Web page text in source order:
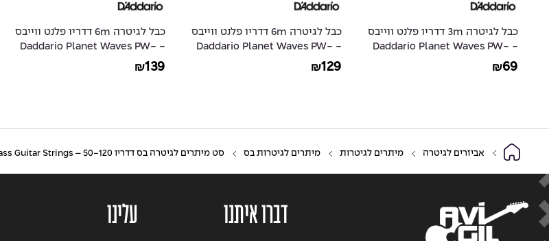
כבל לגיטרה 3m דדריו פלנט ווייבס
- Daddario Planet Waves PW-
CGTRA-10
₪69
כבל לגיטרה 6m דדריו פלנט ווייבס
- Daddario Planet Waves PW-
GRA-20
₪129
כבל לגיטרה 6m דדריו פלנט ווייבס
- Daddario Planet Waves PW-
G-20
₪139
אביזרים לגיטרה מיתרים לגיטרות מיתרים לגיטרות בס סט מיתרים לגיטרה בס דדריו 50-120 – Daddario EXL160BT Nickel Wound Bass Guitar Strings
דברו איתנו עלינו